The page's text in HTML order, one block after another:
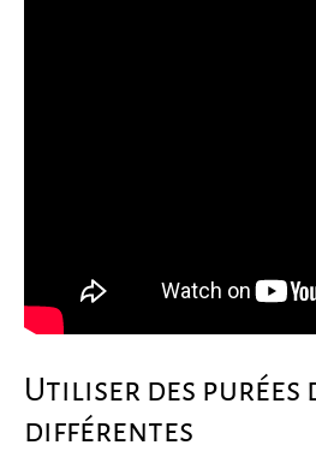
Utiliser des purées
différentes